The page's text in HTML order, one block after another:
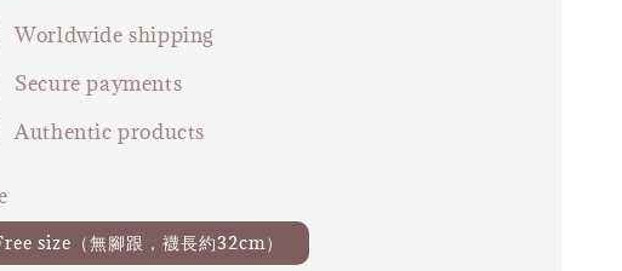
Worldwide shipping
Secure payments
Authentic products
size（無腳跟，襪長約32cm）